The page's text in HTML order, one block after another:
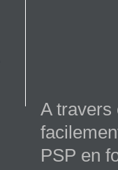
A travers
PSP en